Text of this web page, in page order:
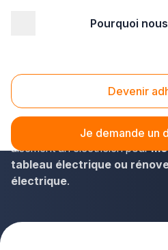
Pourquoi
Devenir
Je demande un
Electricité Indre-et-Loire
Habitants de l'Indre-et-Loire,
solution Plus que PRO pour
aisément un électricien pour
tableau électrique ou
électrique.